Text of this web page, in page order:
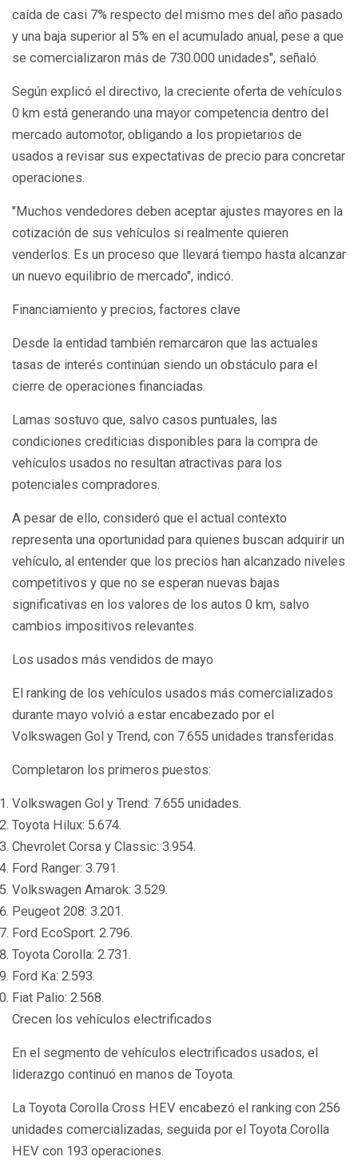
caída de casi 7% respecto del mismo mes del año pasado
y una baja superior al 5% en el acumulado anual, pese a que
se comercializaron más de 730.000 unidades", señaló.
Según explicó el directivo, la creciente oferta de vehículos
0 km está generando una mayor competencia dentro del
mercado automotor, obligando a los propietarios de
usados a revisar sus expectativas de precio para concretar
operaciones.
"Muchos vendedores deben aceptar ajustes mayores en la
cotización de sus vehículos si realmente quieren
venderlos. Es un proceso que llevará tiempo hasta alcanzar
un nuevo equilibrio de mercado", indicó.
Financiamiento y precios, factores clave
Desde la entidad también remarcaron que las actuales
tasas de interés continúan siendo un obstáculo para el
cierre de operaciones financiadas.
Lamas sostuvo que, salvo casos puntuales, las
condiciones crediticias disponibles para la compra de
vehículos usados no resultan atractivas para los
potenciales compradores.
A pesar de ello, consideró que el actual contexto
representa una oportunidad para quienes buscan adquirir un
vehículo, al entender que los precios han alcanzado niveles
competitivos y que no se esperan nuevas bajas
significativas en los valores de los autos 0 km, salvo
cambios impositivos relevantes.
Los usados más vendidos de mayo
El ranking de los vehículos usados más comercializados
durante mayo volvió a estar encabezado por el
Volkswagen Gol y Trend, con 7.655 unidades transferidas.
Completaron los primeros puestos:
Volkswagen Gol y Trend: 7.655 unidades.
Toyota Hilux: 5.674.
Chevrolet Corsa y Classic: 3.954.
Ford Ranger: 3.791.
Volkswagen Amarok: 3.529.
Peugeot 208: 3.201.
Ford EcoSport: 2.796.
Toyota Corolla: 2.731.
Ford Ka: 2.593.
Fiat Palio: 2.568.
Crecen los vehículos electrificados
En el segmento de vehículos electrificados usados, el
liderazgo continuó en manos de Toyota.
La Toyota Corolla Cross HEV encabezó el ranking con 256
unidades comercializadas, seguida por el Toyota Corolla
HEV con 193 operaciones.